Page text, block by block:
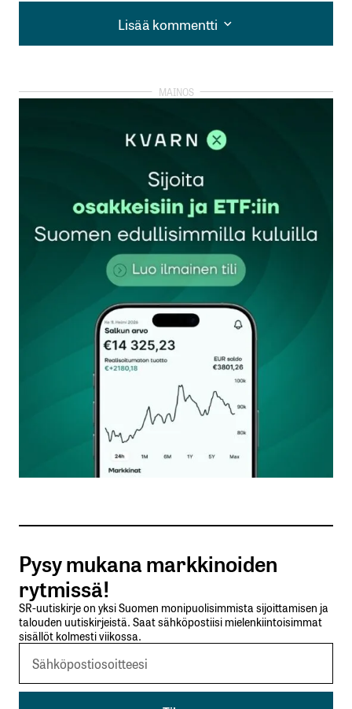
Lisää kommentti
Lisää kommentti
kirjautua
rekisteröityä
Sähköpostiosoitettasi ei julkaista.Pakolliset
kentät on merkitty*
Kommentti*
Nimesi tai nimimerkkisi
Sähköpostiosoitteesi
Tilaa SalkunRakentajan uutiskirje
Lähetä kommentti
Pysy mukana markkinoiden
rytmissä!
SR-uutiskirje on yksi Suomen monipuolisimmista sijoittamisen ja
talouden uutiskirjeistä. Saat sähköpostiisi mielenkiintoisimmat
sisällöt kolmesti viikossa.